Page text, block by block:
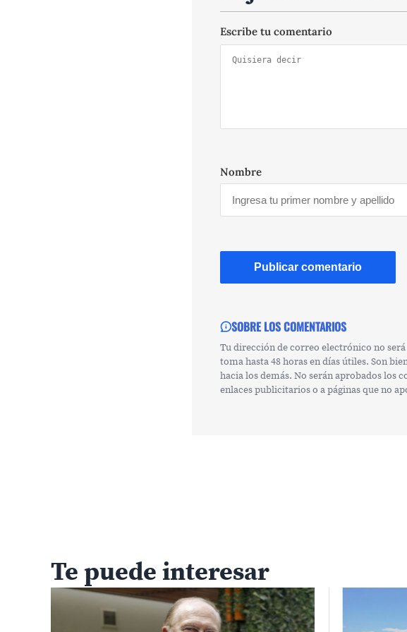
Escribe tu comentario
Nombre
SOBRE LOS COMENTARIOS
Tu dirección de correo electrónico no
toma hasta 48 horas en días útiles. Son
hacia los demás. No serán aprobados
enlaces publicitarios o a páginas que no
Te puede interesar